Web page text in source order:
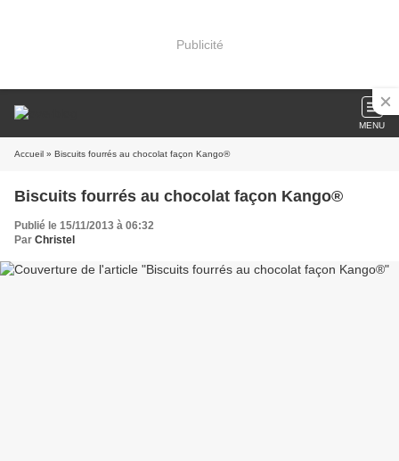
Publicité
MENU
Accueil » Biscuits fourrés au chocolat façon Kango®
Biscuits fourrés au chocolat façon Kango®
Publié le 15/11/2013 à 06:32
Par Christel